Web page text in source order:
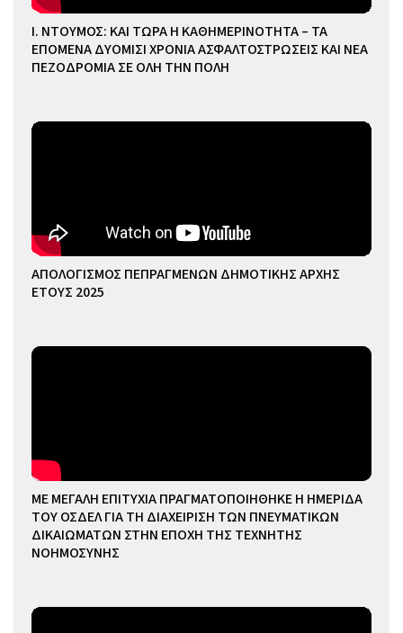
Ι. ΝΤΟΥΜΟΣ: ΚΑΙ ΤΩΡΑ Η ΚΑΘΗΜΕΡΙΝΟΤΗΤΑ – ΤΑ
ΕΠΟΜΕΝΑ ΔΥΟΜΙΣΙ ΧΡΟΝΙΑ ΑΣΦΑΛΤΟΣΤΡΩΣΕΙΣ ΚΑΙ ΝΕΑ
ΠΕΖΟΔΡΟΜΙΑ ΣΕ ΟΛΗ ΤΗΝ ΠΟΛΗ
ΑΠΟΛΟΓΙΣΜΟΣ ΠΕΠΡΑΓΜΕΝΩΝ ΔΗΜΟΤΙΚΗΣ ΑΡΧΗΣ
ΕΤΟΥΣ 2025
ΜΕ ΜΕΓΑΛΗ ΕΠΙΤΥΧΙΑ ΠΡΑΓΜΑΤΟΠΟΙΗΘΗΚΕ Η ΗΜΕΡΙΔΑ
ΤΟΥ ΟΣΔΕΛ ΓΙΑ ΤΗ ΔΙΑΧΕΙΡΙΣΗ ΤΩΝ ΠΝΕΥΜΑΤΙΚΩΝ
ΔΙΚΑΙΩΜΑΤΩΝ ΣΤΗΝ ΕΠΟΧΗ ΤΗΣ ΤΕΧΝΗΤΗΣ
ΝΟΗΜΟΣΥΝΗΣ